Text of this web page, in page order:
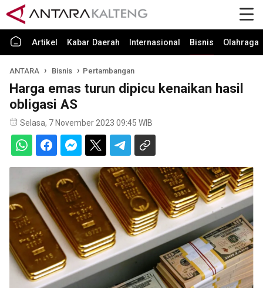
Artikel Kabar Daerah Internasional Bisnis Olahraga
ANTARA Bisnis Pertambangan
Harga emas turun dipicu kenaikan hasil
obligasi AS
Selasa, 7 November 2023 09:45 WIB